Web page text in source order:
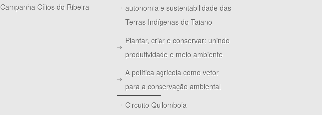
Campanha Cílios do Ribeira
autonomia e sustentabilidade das
Terras Indígenas do Taiano
Plantar, criar e conservar: unindo
produtividade e meio ambiente
A política agrícola como vetor
para a conservação ambiental
Circuito Quilombola